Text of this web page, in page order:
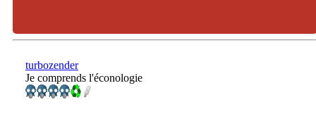
turbozender
Je comprends l'éconologie